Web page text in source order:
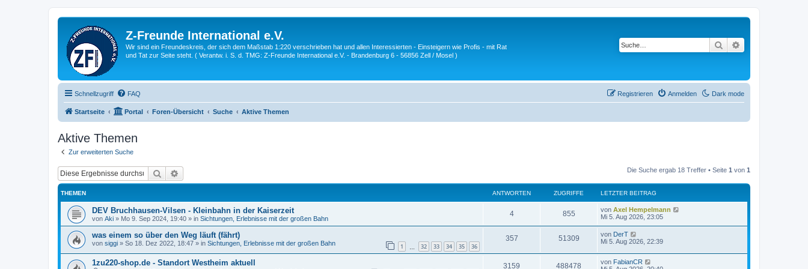
Z-Freunde International e.V.
Wir sind ein Freundeskreis, der sich dem Maßstab 1:220 verschrieben hat und allen Interessierten - Einsteigern wie Profis - mit Rat
und Tat zur Seite steht. ( Verantw. i. S. d. TMG: Z-Freunde International e.V. - Brandenburg 6 - 56856 Zell / Mosel )
Suche
Schnellzugriff Dark mode
FAQ Anmelden
Registrieren
Startseite Portal Foren-Übersicht Suche Aktive Themen
Aktive Themen
Zur erweiterten Suche
Suche Die Suche ergab 18 Treffer • Seite 1 von 1
THEMEN ANTWORTEN ZUGRIFFE LETZTER BEITRAG
DEV Bruchhausen-Vilsen - Kleinbahn in der Kaiserzeit
von Aki » Mo 9. Sep 2024, 19:40 » in Sichtungen, Erlebnisse mit der großen Bahn
4A
n
855Z
u
L
e
t
e
r
B
e
von Axel Hempelmann
Mi 5. Aug 2026, 23:05
was einem so über den Weg läuft (fährt)
von siggi » So 18. Dez 2022, 18:47 » in Sichtungen, Erlebnisse mit der großen Bahn 1 32 33 34 35 36
357A
n
51309Z
u
L
e
z
t
von DerT
Mi 5. Aug 2026, 22:39
1zu220-shop.de - Standort Westheim aktuell 3159 488478
L
von FabianCR